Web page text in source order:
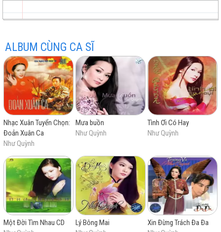
trữ
tình
trực
tuyến
chất
lượng
cao
miễn
ALBUM CÙNG CA SĨ
Nhạc Xuân Tuyển Chọn:
Đoản Xuân Ca
Như Quỳnh
Mưa buồn
Như Quỳnh
Tình Ơi Có Hay
Như Quỳnh
Một Đời Tìm Nhau CD
Lý Bông Mai
Xin Đừng Trách Đa Đa